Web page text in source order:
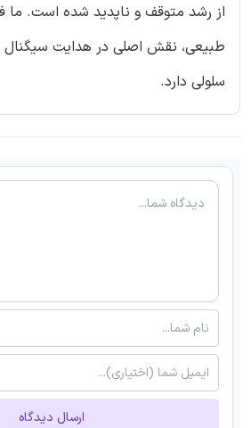
از رشد متوقف و ناپدید شده است. ما
طبیعی، نقش اصلی در هدایت
سلولی دارد.
ارسال دیدگاه